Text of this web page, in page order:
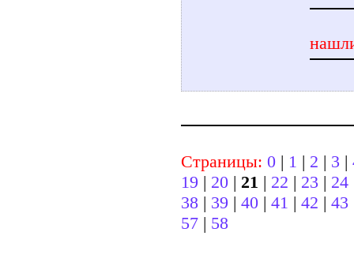
Страницы: 0 | 1 | 2 | 3 |
19 | 20 | 21 | 22 | 23 | 24
38 | 39 | 40 | 41 | 42 | 43
57 | 58